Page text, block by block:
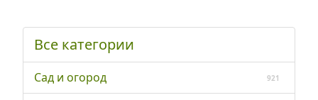
Все категории
Сад и огород 921